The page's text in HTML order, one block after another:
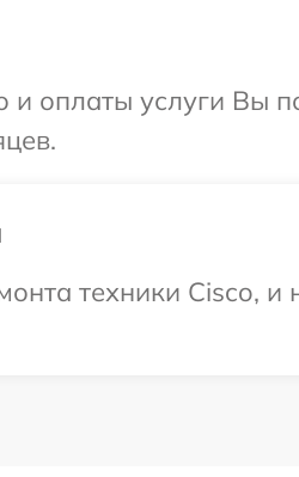
и оплаты услуги
техники Cisco, и